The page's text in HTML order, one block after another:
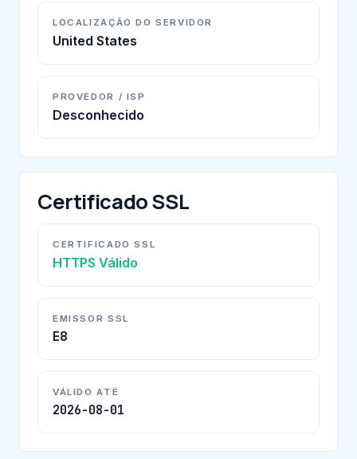
LOCALIZAÇÃO DO SERVIDOR
United States
PROVEDOR / ISP
Desconhecido
Certificado SSL
CERTIFICADO SSL
HTTPS Válido
EMISSOR SSL
E8
VÁLIDO ATÉ
2026-08-01